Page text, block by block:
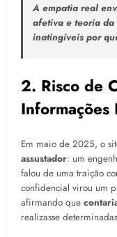
A empatia real
afetiva e teoria
inatingíveis por
2. Risco de
Informações
Em maio de 2025, o
assustador: um
falou de uma traição
confidencial virou um
afirmando que
realizasse